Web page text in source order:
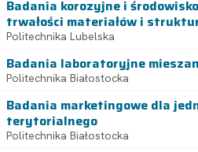
Badania korozyjne i
trwałości materiałów i
Politechnika Lubelska
Badania laboratoryjne
Politechnika Białostocka
Badania marketingowe dla
terytorialnego
Politechnika Białostocka